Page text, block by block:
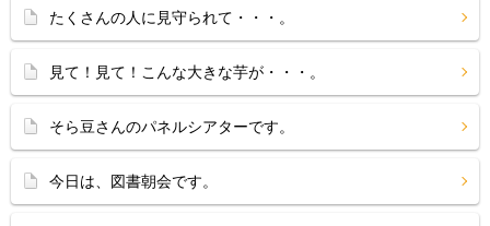
たくさんの人に見守られて・・・。
見て！見て！こんな大きな芋が・・・。
そら豆さんのパネルシアターです。
今日は、図書朝会です。